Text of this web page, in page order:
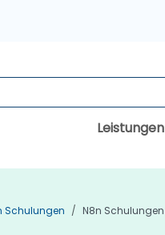
Leistungen
Schulungen N8n Schulungen